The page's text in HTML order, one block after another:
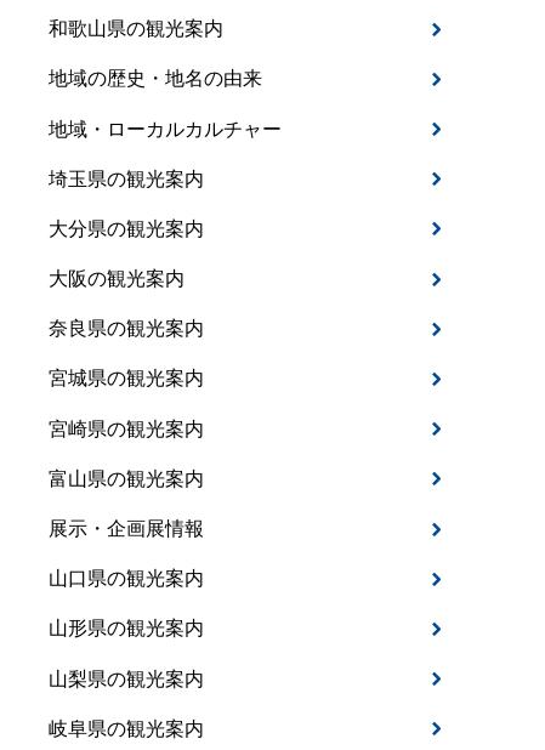
和歌山県の観光案内
地域の歴史・地名の由来
地域・ローカルカルチャー
埼玉県の観光案内
大分県の観光案内
大阪の観光案内
奈良県の観光案内
宮城県の観光案内
宮崎県の観光案内
富山県の観光案内
展示・企画展情報
山口県の観光案内
山形県の観光案内
山梨県の観光案内
岐阜県の観光案内